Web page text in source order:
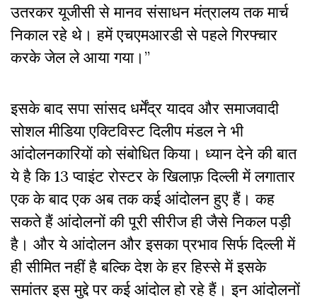
उतरकर यूजीसी से मानव संसाधन मंत्रालय तक मार्च
निकाल रहे थे। हमें एचएमआरडी से पहले गिरफ्चार
करके जेल ले आया गया।”
इसके बाद सपा सांसद धर्मेंद्र यादव और समाजवादी
सोशल मीडिया एक्टिविस्ट दिलीप मंडल ने भी
आंदोलनकारियों को संबोधित किया। ध्यान देने की बात
ये है कि 13 प्वाइंट रोस्टर के खिलाफ़ दिल्ली में लगातार
एक के बाद एक अब तक कई आंदोलन हुए हैं। कह
सकते हैं आंदोलनों की पूरी सीरीज ही जैसे निकल पड़ी
है। और ये आंदोलन और इसका प्रभाव सिर्फ दिल्ली में
ही सीमित नहीं है बल्कि देश के हर हिस्से में इसके
समांतर इस मुद्दे पर कई आंदोल हो रहे हैं। इन आंदोलनों